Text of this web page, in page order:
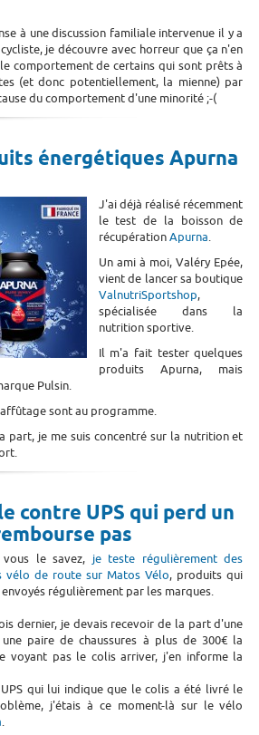
à une discussion familiale intervenue il y a
je découvre avec horreur que ça n'en
comportement de certains qui sont prêts à
(et donc potentiellement, la mienne) par
du comportement d'une minorité ;-(
énergétiques Apurna
J'ai déjà réalisé récemment
le test de la boisson de
récupérationApurna.
Un ami à moi, Valéry Epée,
vient de lancer sa boutique
ValnutriSportshop,
spécialisée dans la
nutrition sportive.
Il m'a fait tester quelques
produits Apurna, mais
Pulsin.
sont au programme.
part, je me suis concentré sur la nutrition et
contre UPS qui perd un
pas
vous le savez, je teste régulièrement des
vélo de route sur Matos Vélo, produits qui
régulièrement par les marques.
dernier, je devais recevoir de la part d'une
une paire de chaussures à plus de 300€ la
voyant pas le colis arriver, j'en informe la
qui lui indique que le colis a été livré le
j'étais à ce moment-là sur le vélo
.